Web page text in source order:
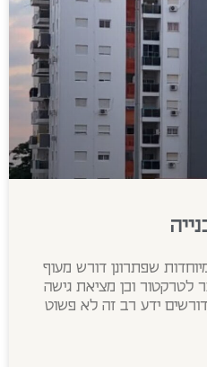
שפתרונן דורש מעוף
לטרקטור וכן מציאת גישה
ידע רב זה לא פשוט